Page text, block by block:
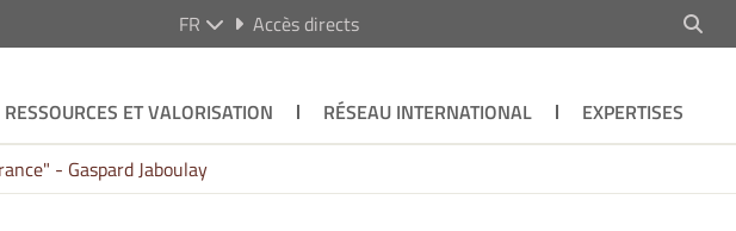
FR Accès directs
RESSOURCES ET VALORISATION RÉSEAU INTERNATIONAL
EXPERTISES
- Gaspard Jaboulay